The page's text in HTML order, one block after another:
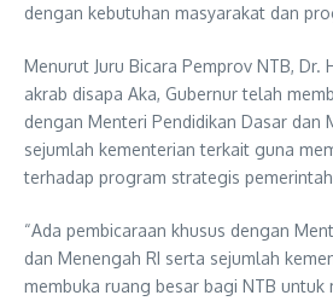
dengan kebutuhan masyarakat dan
Menurut Juru Bicara Pemprov NTB, Dr.
akrab disapa Aka, Gubernur telah
dengan Menteri Pendidikan Dasar dan
sejumlah kementerian terkait guna
terhadap program strategis
“Ada pembicaraan khusus dengan
dan Menengah RI serta sejumlah
membuka ruang besar bagi NTB untuk